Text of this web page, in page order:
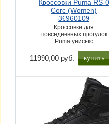
Кроссовки Puma RS-0
Core (Women)
36960109
Кроссовки для
повседневных прогулок
Puma унисекс
11990,00 руб. купить